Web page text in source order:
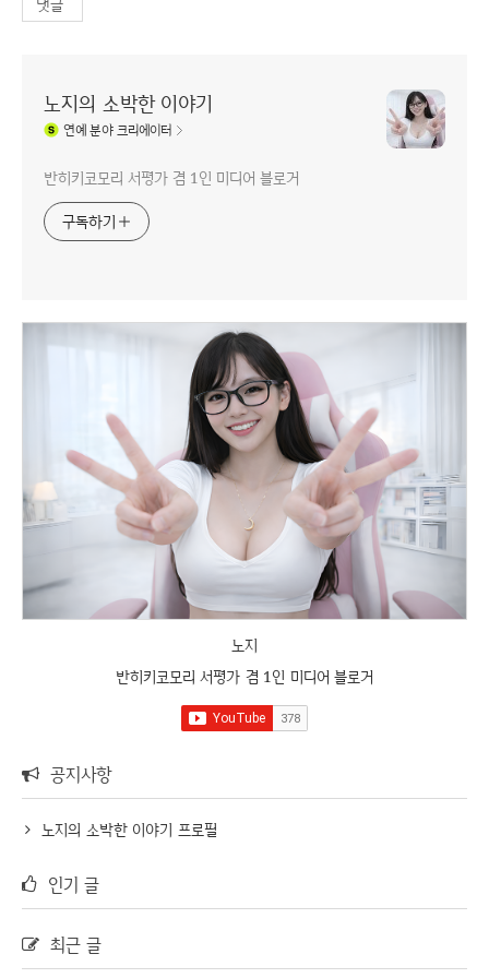
노지의 소박한 이야기
연예분야 크리에이터
반히키코모리 서평가 겸 1인 미디어 블로거
구독하기
노지
반히키코모리 서평가 겸 1인 미디어 블로거
공지사항
노지의 소박한 이야기 프로필
인기 글
최근 글